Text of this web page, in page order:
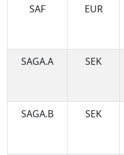
SAF
EUR
SAGA.A
SEK
SAGA.B
SEK